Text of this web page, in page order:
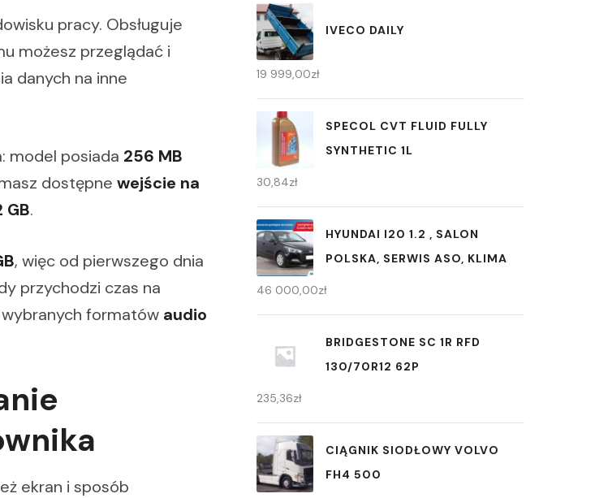
pracy. Obsługuje
możesz przeglądać i
danych na inne
model posiada 256 MB
dostępne wejście na
GB.
, więc od pierwszego dnia
przychodzi czas na
wybranych formatów audio
ekran i sposób
IVECO DAILY
19 999,00zł
SPECOL CVT FLUID FULLY
SYNTHETIC 1L
30,84zł
HYUNDAI I20 1.2 , SALON
POLSKA, SERWIS ASO, KLIMA
46 000,00zł
BRIDGESTONE SC 1R RFD
130/70R12 62P
235,36zł
CIĄGNIK SIODŁOWY VOLVO
FH4 500